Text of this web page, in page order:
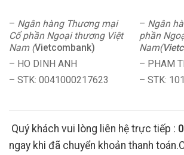
– Ngân hàng Thương mại
Cổ phần Ngoại thương Việt
Nam (Vietcombank)
– HO DINH ANH
– STK: 0041000217623
– Ngân
phần
Nam(
– PHAM
– STK:
Quý khách vui lòng liên hệ trực tiếp :
ngay khi đã chuyển khoản thanh